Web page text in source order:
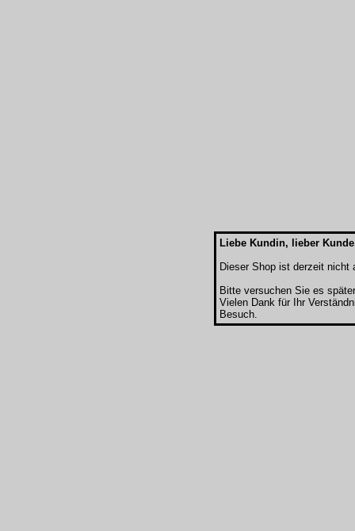
Liebe Kundin, lieber
Dieser Shop ist derzeit nicht
Bitte versuchen Sie es
Vielen Dank für Ihr
Besuch.